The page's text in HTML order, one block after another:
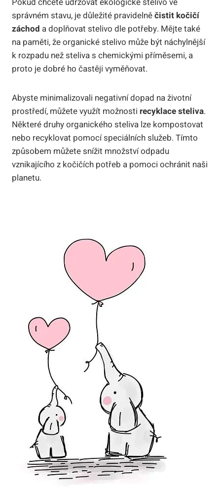
správném stavu, je důležité pravidelněčistit kočičí
záchod a doplňovat stelivo dle potřeby. Mějte také
na paměti, že organické stelivo může být náchylnější
k rozpadu než steliva s chemickými příměsemi, a
proto je dobré ho častěji vyměňovat.
Abyste minimalizovali negativní dopad na životní
prostředí, můžete využít možnosti recyklace steliva.
Některé druhy organického steliva lze kompostovat
nebo recyklovat pomocí speciálních služeb. Tímto
způsobem můžete snížit množství odpadu
vznikajícího z kočičích potřeb a pomoci ochránit naši
planetu.